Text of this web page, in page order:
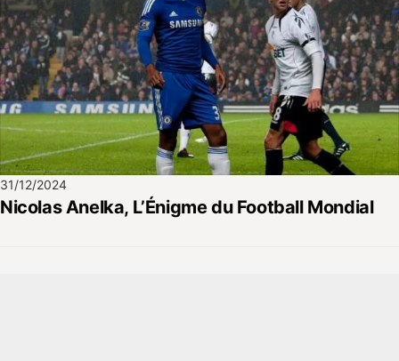
31/12/2024
Nicolas Anelka, L’Énigme du Football Mondial